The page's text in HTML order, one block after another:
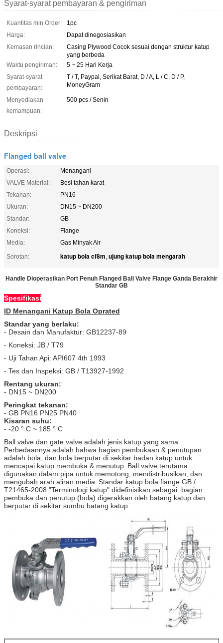
Syarat-syarat pembayaran & pengiriman
Kuantitas min Order:
1pc
Harga:
Dapat dinegosiasikan
Kemasan rincian:
Casing Plywood Cocok sesuai dengan struktur katup
yang berbeda
Waktu pengiriman:
5 ~ 25 Hari Kerja
Syarat-syarat
pembayaran:
T / T, Paypal, Serikat Barat, D / A, L / C, D / P,
MoneyGram
Menyediakan
kemampuan:
500 pcs / Senin
Deskripsi
Flanged ball valve
Operasi:
Menangani
VALVE Material:
Besi tahan karat
Tekanan:
PN16
Ukuran:
DN15 ~ DN200
Standar:
GB
Koneksi:
Flange
Media:
Gas Minyak Air
Sorotan:
katup bola cf8m, ujung katup bola mengarah
Handle Dioperasikan Port Penuh Flanged Ball Valve Flange Ganda Berakhir
Standar GB
Spesifikasi
ID Menangani Katup Bola Oprated
Standar yang berlaku:
- Desain dan Manufaktur: GB12237-89
- Koneksi: JB / T79
- Uji Tahan Api: API607 4th 1993
- Tes dan Inspeksi: GB / T13927-1992
Rentang ukuran:
- DN15 ~ DN200
Peringkat tekanan:
- GB PN16 PN25 PN40
Kisaran suhu:
- -20 ° C ~ 185 ° C
Ball valve dan gate valve adalah jenis katup yang sama.
Perbedaannya adalah bahwa bagian pembukaan & penutupan
adalah bola, dan bola berputar di sekitar badan katup untuk
mencapai katup membuka & menutup. Ball valve terutama
digunakan dalam pipa untuk memotong, mendistribusikan, dan
mengubah arah aliran media. Standar katup bola flange GB /
T21465-2008 "Terminologi katup" didefinisikan sebagai: bagian
pembuka dan penutup (bola) digerakkan oleh batang katup dan
berputar di sekitar sumbu batang katup.